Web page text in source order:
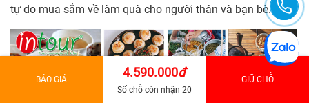
tự do mua sắm về làm quà cho người thân và bạn bè.
BÁO GIÁ 4.590.000đ
Số chỗ còn nhận 20
GIỮ CHỖ